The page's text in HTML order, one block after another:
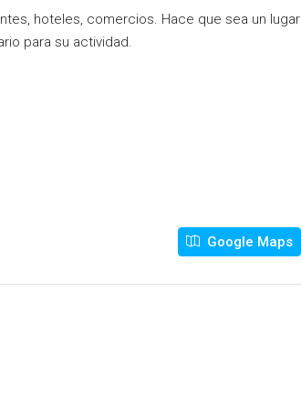
hoteles, comercios. Hace que sea un lugar
para su actividad.
Google Maps